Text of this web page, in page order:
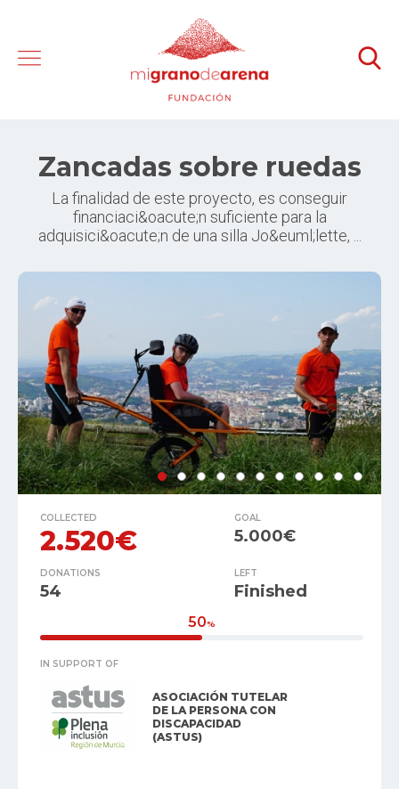
Zancadas sobre ruedas
La finalidad de este proyecto, es conseguir
financiaci&oacute;n suficiente para la
adquisici&oacute;n de una silla Jo&euml;lette, ...
COLLECTED
2.520€
GOAL
5.000€
DONATIONS
54
LEFT
Finished
50%
IN SUPPORT OF
ASOCIACIÓN TUTELAR
DE LA PERSONA CON
DISCAPACIDAD
(ASTUS)